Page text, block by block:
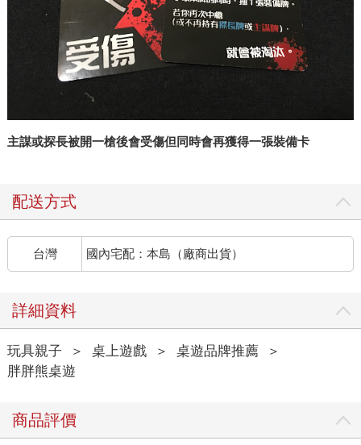
主謀或探長被開一槍後會受傷但同時會再獲得一張裝備卡
配送方式
台灣 國內宅配：本島（廠商出貨）
詳細資料
玩具親子 ＞ 桌上遊戲 ＞ 桌遊品牌推薦
＞
胖胖熊桌遊
商品評價